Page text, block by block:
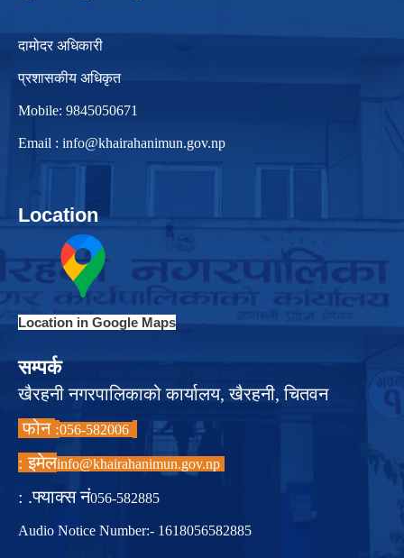
दामोदर अधिकारी
प्रशासकीय अधिकृत
Mobile: 9845050671
Email : info@khairahanimun.gov.np
Location
Location in Google Maps
सम्पर्क
खैरहनी नगरपालिकाको कार्यालय, खैरहनी, चितवन
फोन :
इमेल :info@khairahanimun.gov.np
फ्याक्स नं. :056-582885